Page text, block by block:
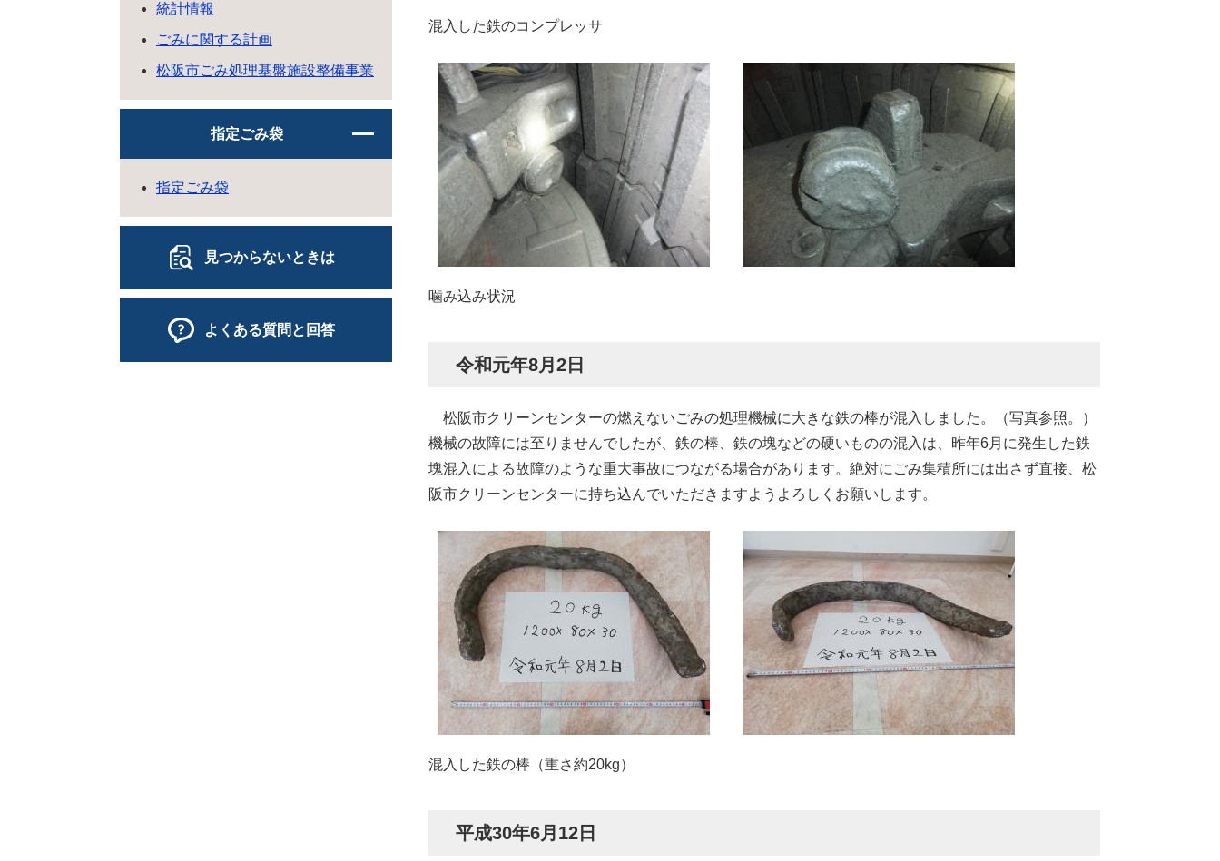
混入した鉄のコンプレッサ
噛み込み状況
令和元年8月2日
松阪市クリーンセンターの燃えないごみの処理機械に大きな鉄の棒が混入しました。（写真参照。）
機械の故障には至りませんでしたが、鉄の棒、鉄の塊などの硬いものの混入は、昨年6月に発生した鉄
塊混入による故障のような重大事故につながる場合があります。絶対にごみ集積所には出さず直接、松
阪市クリーンセンターに持ち込んでいただきますようよろしくお願いします。
混入した鉄の棒（重さ約20kg）
平成30年6月12日
統計情報
ごみに関する計画
松阪市ごみ処理基盤施設整備事業
指定ごみ袋
指定ごみ袋
見つからないときは
よくある質問と回答